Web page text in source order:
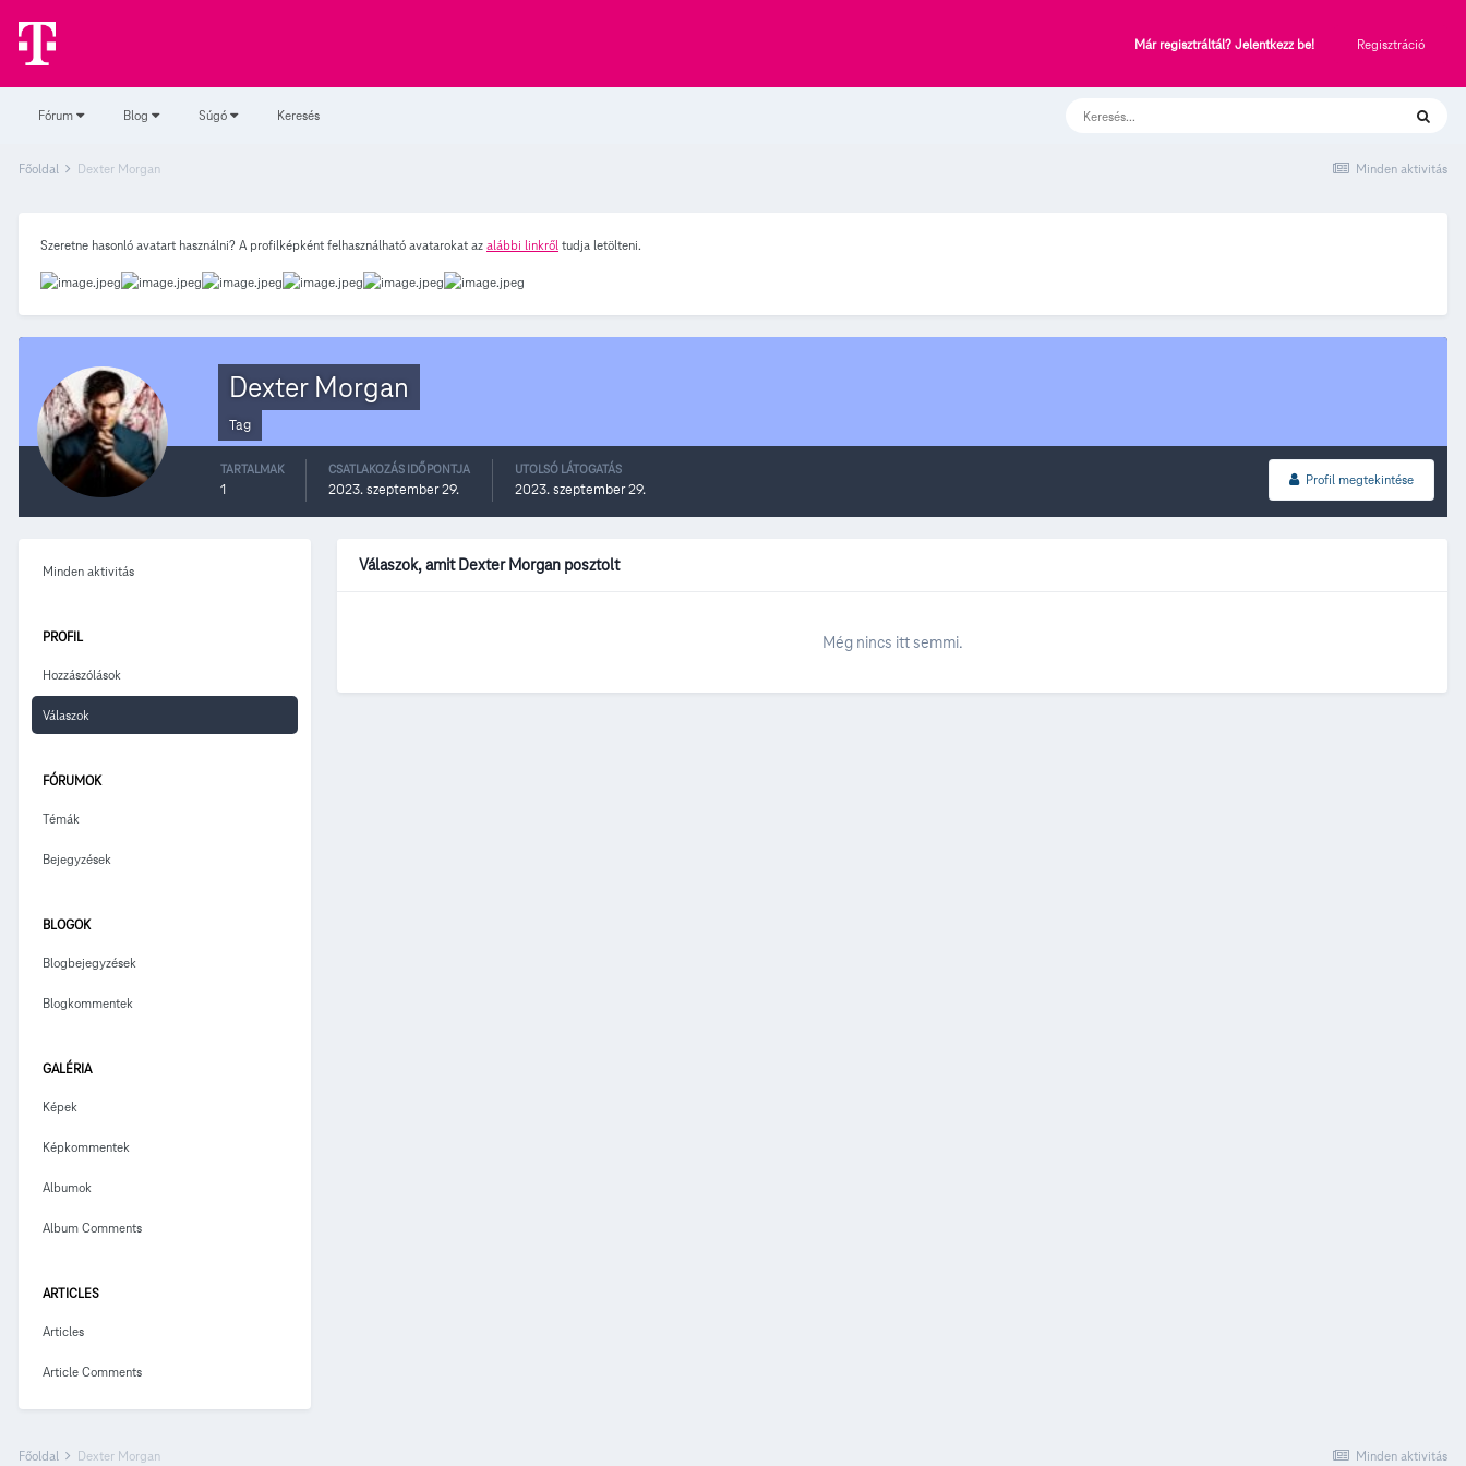
Már regisztráltál? Jelentkezz be! Regisztráció
Fórum Blog Súgó Keresés
Minden aktivitás
Főoldal Dexter Morgan
Szeretne hasonló avatart használni? A profilképként felhasználható avatarokat az alábbi linkről tudja letölteni.
Dexter Morgan
Tag
Profil megtekintése
TARTALMAK
1
CSATLAKOZÁS IDŐPONTJA
2023. szeptember 29.
UTOLSÓ LÁTOGATÁS
2023. szeptember 29.
Minden aktivitás
PROFIL
Hozzászólások
Válaszok
FÓRUMOK
Témák
Bejegyzések
BLOGOK
Blogbejegyzések
Blogkommentek
GALÉRIA
Képek
Képkommentek
Albumok
Album Comments
ARTICLES
Articles
Article Comments
Válaszok, amit Dexter Morgan posztolt
Még nincs itt semmi.
Minden aktivitás
Főoldal Dexter Morgan